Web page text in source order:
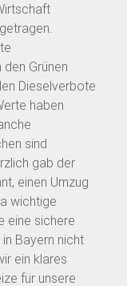
Grünen
Dieselverbote
haben
sind
gab der
einen Umzug
wichtige
eine sichere
Bayern nicht
ein klares
für unsere